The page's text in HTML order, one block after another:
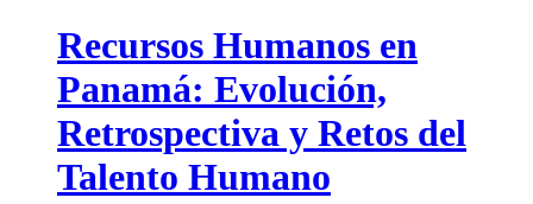
Recursos Humanos en
Panamá: Evolución,
Retrospectiva y Retos del
Talento Humano